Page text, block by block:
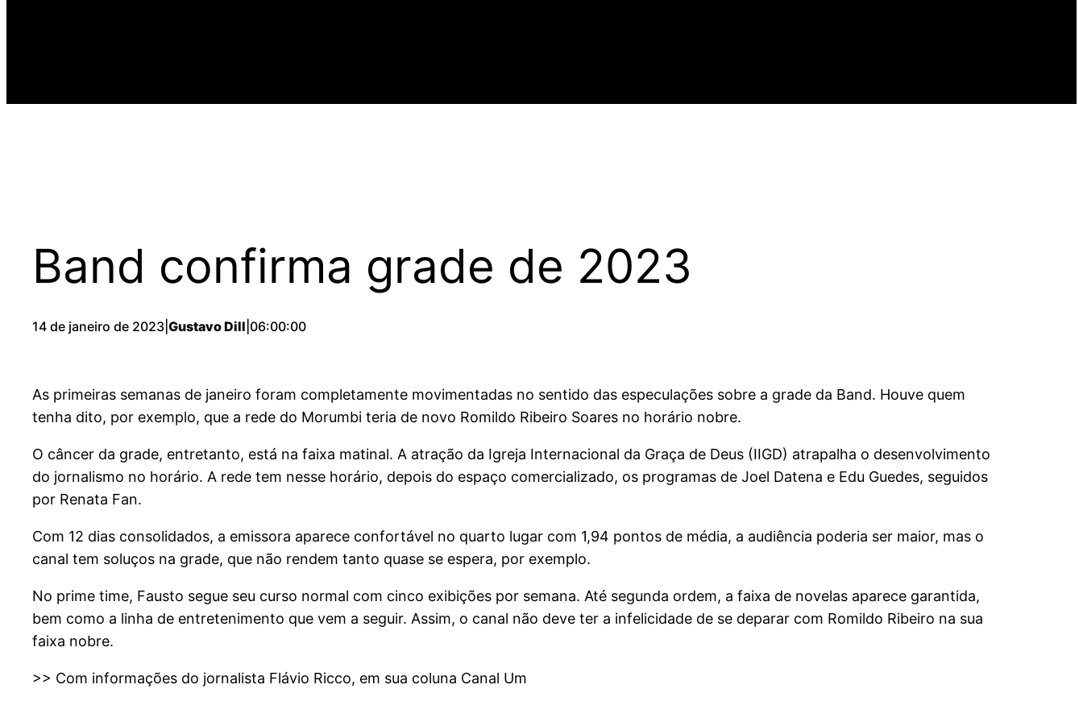
Band confirma grade de 2023
14 de janeiro de 2023 Gustavo Dill 06:00:00
As primeiras semanas de janeiro foram completamente movimentadas no sentido das especulações sobre a grade da Band. Houve quem
tenha dito, por exemplo, que a rede do Morumbi teria de novo Romildo Ribeiro Soares no horário nobre.
O câncer da grade, entretanto, está na faixa matinal. A atração da Igreja Internacional da Graça de Deus (IIGD) atrapalha o desenvolvimento
do jornalismo no horário. A rede tem nesse horário, depois do espaço comercializado, os programas de Joel Datena e Edu Guedes, seguidos
por Renata Fan.
Com 12 dias consolidados, a emissora aparece confortável no quarto lugar com 1,94 pontos de média, a audiência poderia ser maior, mas o
canal tem soluços na grade, que não rendem tanto quase se espera, por exemplo.
No prime time, Fausto segue seu curso normal com cinco exibições por semana. Até segunda ordem, a faixa de novelas aparece garantida,
bem como a linha de entretenimento que vem a seguir. Assim, o canal não deve ter a infelicidade de se deparar com Romildo Ribeiro na sua
faixa nobre.
>> Com informações do jornalista Flávio Ricco, em sua coluna Canal Um